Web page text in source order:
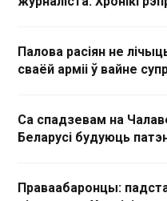
Палова расіян не
сваёй арміі ў вайне
Са спадзевам на
Беларусі будуюць
Праваабаронцы: